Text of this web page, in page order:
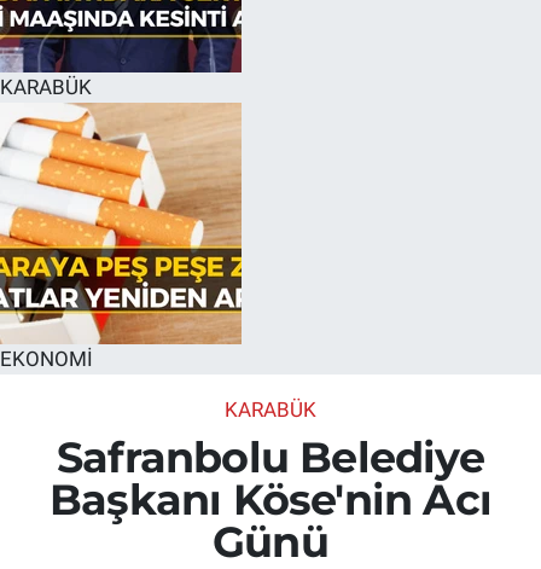
KARABÜK
EKONOMİ
KARABÜK
Safranbolu Belediye
Başkanı Köse'nin Acı
Günü
Tüm Manşetler
Son Dakika Haberleri
Haber Arşivi